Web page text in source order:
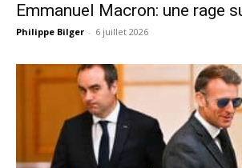
Emmanuel Macron: une rage
Philippe Bilger - 6 juillet 2026